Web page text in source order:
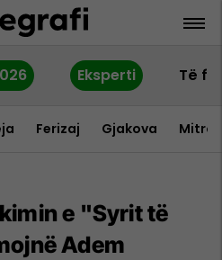
Eksperti Të
Ferizaj Gjakova
e "Syrit të
Adem